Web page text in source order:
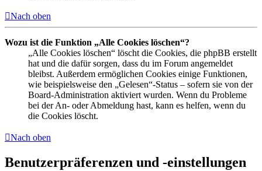
Nach oben
Wozu ist die Funktion „Alle Cookies löschen“?
„Alle Cookies löschen“ löscht die Cookies, die phpBB erstellt
hat und die dafür sorgen, dass du im Forum angemeldet
bleibst. Außerdem ermöglichen Cookies einige Funktionen,
wie beispielsweise den „Gelesen“-Status – sofern sie von der
Board-Administration aktiviert wurden. Wenn du Probleme
bei der An- oder Abmeldung hast, kann es helfen, wenn du
die Cookies löscht.
Nach oben
Benutzerpräferenzen und -einstellungen